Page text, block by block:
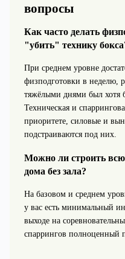
вопросы
Как часто делать
"убить" технику
При среднем уровне
физподготовки в неделю,
тяжёлыми днями был хотя
Техническая и
приоритете, силовые и
подстраиваются под них.
Можно ли строить всю
дома без зала?
На базовом и среднем
у вас есть минимальный
выходе на
спаррингов полноценный